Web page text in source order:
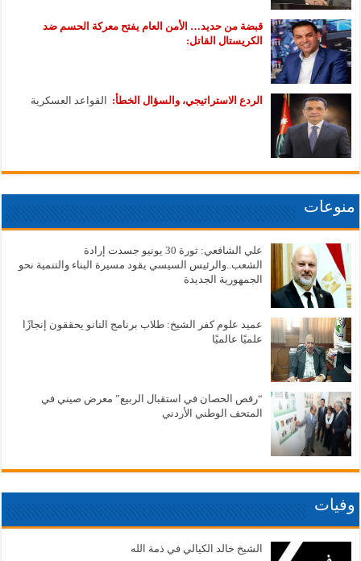
قبضة من حديد… الأمن العام يفتح معركة الحسم ضد
الكريستال القاتل:
الردع الاستراتيجي، والسؤال الخطأ: القواعد العسكرية
منوعات
علي الشافعي: ثورة 30 يونيو جسدت إرادة
الشعب..والرئيس السيسي يقود مسيرة البناء والتنمية نحو
الجمهورية الجديدة
عميد علوم كفر الشيخ: طلاب برنامج النانو يحققون إنجازًا
علميًا عالميًا
“رقص الحصان في استقبال الربيع” معرض صيني في
المتحف الوطني الأردني
وفيات
الشيخ خالد الكيالي في ذمة الله